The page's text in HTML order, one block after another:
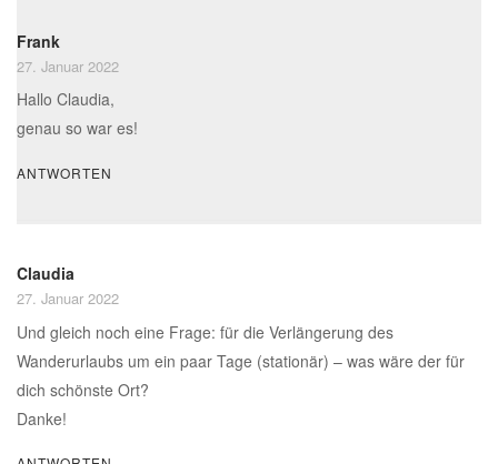
Frank
27. Januar 2022
Hallo Claudia,
genau so war es!
ANTWORTEN
Claudia
27. Januar 2022
Und gleich noch eine Frage: für die Verlängerung des
Wanderurlaubs um ein paar Tage (stationär) – was wäre der für
dich schönste Ort?
Danke!